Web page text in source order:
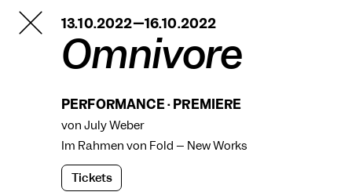
TANZFABRIK
BERLIN13.10.2022—16.10.2022
Omnivore
PERFORMANCE · PREMIERE
von July Weber
Im Rahmen von Fold – New Works
Tickets